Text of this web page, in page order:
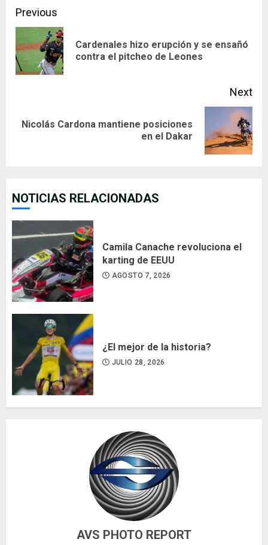
Continue
Reading
Previous
Cardenales hizo erupción y se ensañó
contra el pitcheo de Leones
Next
Next
Nicolás Cardona mantiene posiciones
en el Dakar
NOTICIAS RELACIONADAS
Camila Canache revoluciona el
karting de EEUU
AGOSTO 7, 2026
¿El mejor de la historia?
JULIO 28, 2026
AVS PHOTO REPORT